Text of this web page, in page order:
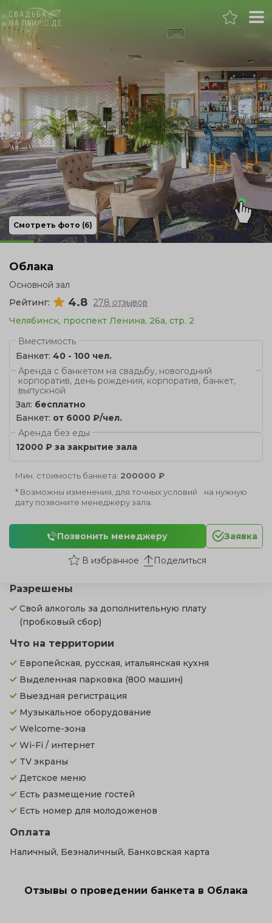
Челябинск
Банкет
Свадьба
День рождения
Выпускной
Корпоратив
Смотреть фото (6)
Разрешены
Свой алкоголь за дополнительную плату
(пробковый сбор)
Что на территории
Европейская, русская, итальянская кухня
Выделенная парковка (800 машин)
Выездная регистрация
Музыкальное оборудование
Welcome-зона
Wi-Fi / интернет
TV экраны
Детское меню
Есть размещение гостей
Есть номер для молодоженов
Оплата
Наличный, Безналичный, Банковская карта
Отзывы о проведении банкета в Облака
Облака
Основной зал
Рейтинг:
4.8 278 отзывов
Челябинск, проспект Ленина, 26а, стр. 2
Вместимость
Банкет: 40 - 100 чел.
Аренда с банкетом на свадьбу, новогодний
корпоратив, день рождения, корпоратив, банкет,
выпускной
Зал: бесплатно
Банкет: от 6000 ₽/чел.
Аренда без еды
12000 ₽ за закрытие зала
Мин. стоимость банкета: 200000 ₽
* Возможны изменения, для точных условий на нужную
дату позвоните менеджеру зала.
Позвонить менеджеру Заявка
Поделиться